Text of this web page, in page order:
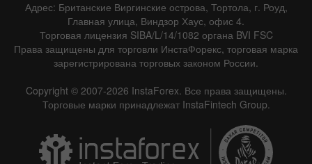
Адрес: Британские Виргинские острова, Тортола, г. Роуд,
Главная улица, Виндзор Хаус, офис 4.
Торговая лицензия SIBA/L/14/1082 органа BVI FSC
Права защищены для торговли ИнстаФорекс, торговая марка
зарегистрирована торговых законом России.
Copyright © 2007-2026 InstaForex. Все права защищены.
Торговые марки принадлежат InstaFintech Group.